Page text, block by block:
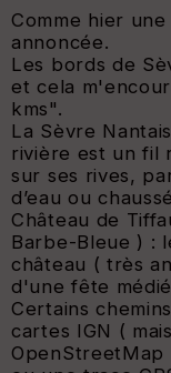
Comme hier
annoncée.
Les bords de
et cela
kms".
La Sèvre
rivière est un fil
sur ses rives,
d’eau ou
Château de
Barbe-Bleue ) :
château ( très
d'une fête
Certains
cartes IGN (